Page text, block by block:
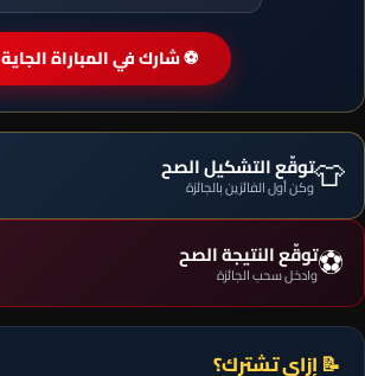
⚽ شارك في المباراة الجاية
👕توقّع التشكيل الصح
وكن أول الفائزين بالجائزة
⚽توقّع النتيجة الصح
وادخل سحب الجائزة
📝 إزاي تشترك؟